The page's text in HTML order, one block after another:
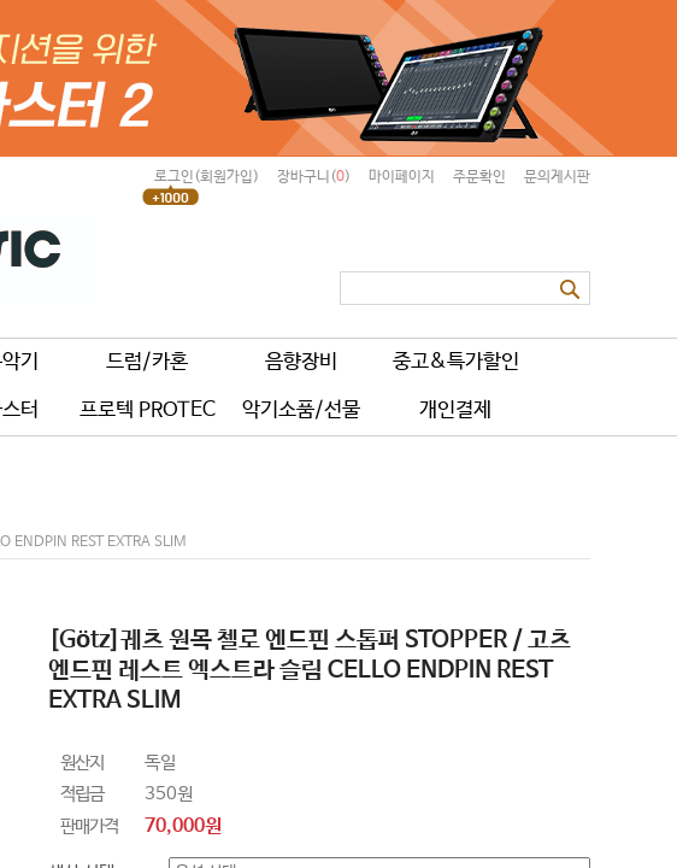
로그인(회원가입) 장바구니(0) 마이페이지 주문확인 문의게시판
기 드럼/카혼 음향장비 중고&특가할인
터 프로텍 PROTEC 악기소품/선물 개인결제
ENDPIN REST EXTRA SLIM
[Götz]궤츠 원목 첼로 엔드핀 스톱퍼 STOPPER / 고츠
엔드핀 레스트 엑스트라 슬림 CELLO ENDPIN REST
EXTRA SLIM
원산지
독일
적립금
350원
판매가격
70,000원